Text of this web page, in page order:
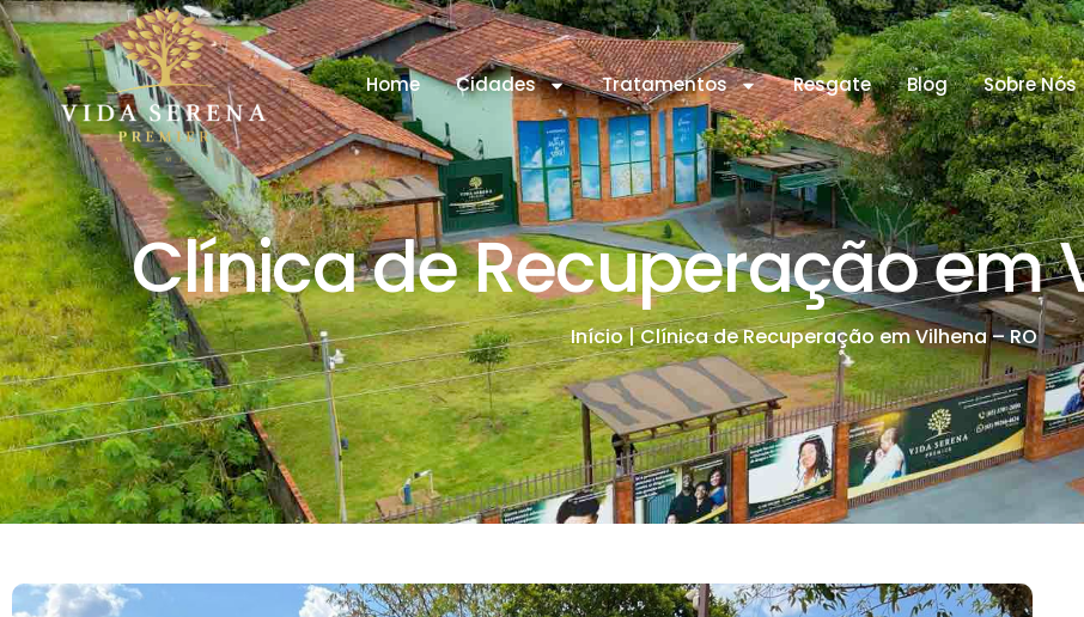
Home Cidades Tratamentos Resgate Blog Sobre Nós
Clínica de Recuperação em
Início|Clínica de Recuperação em Vilhena – RO